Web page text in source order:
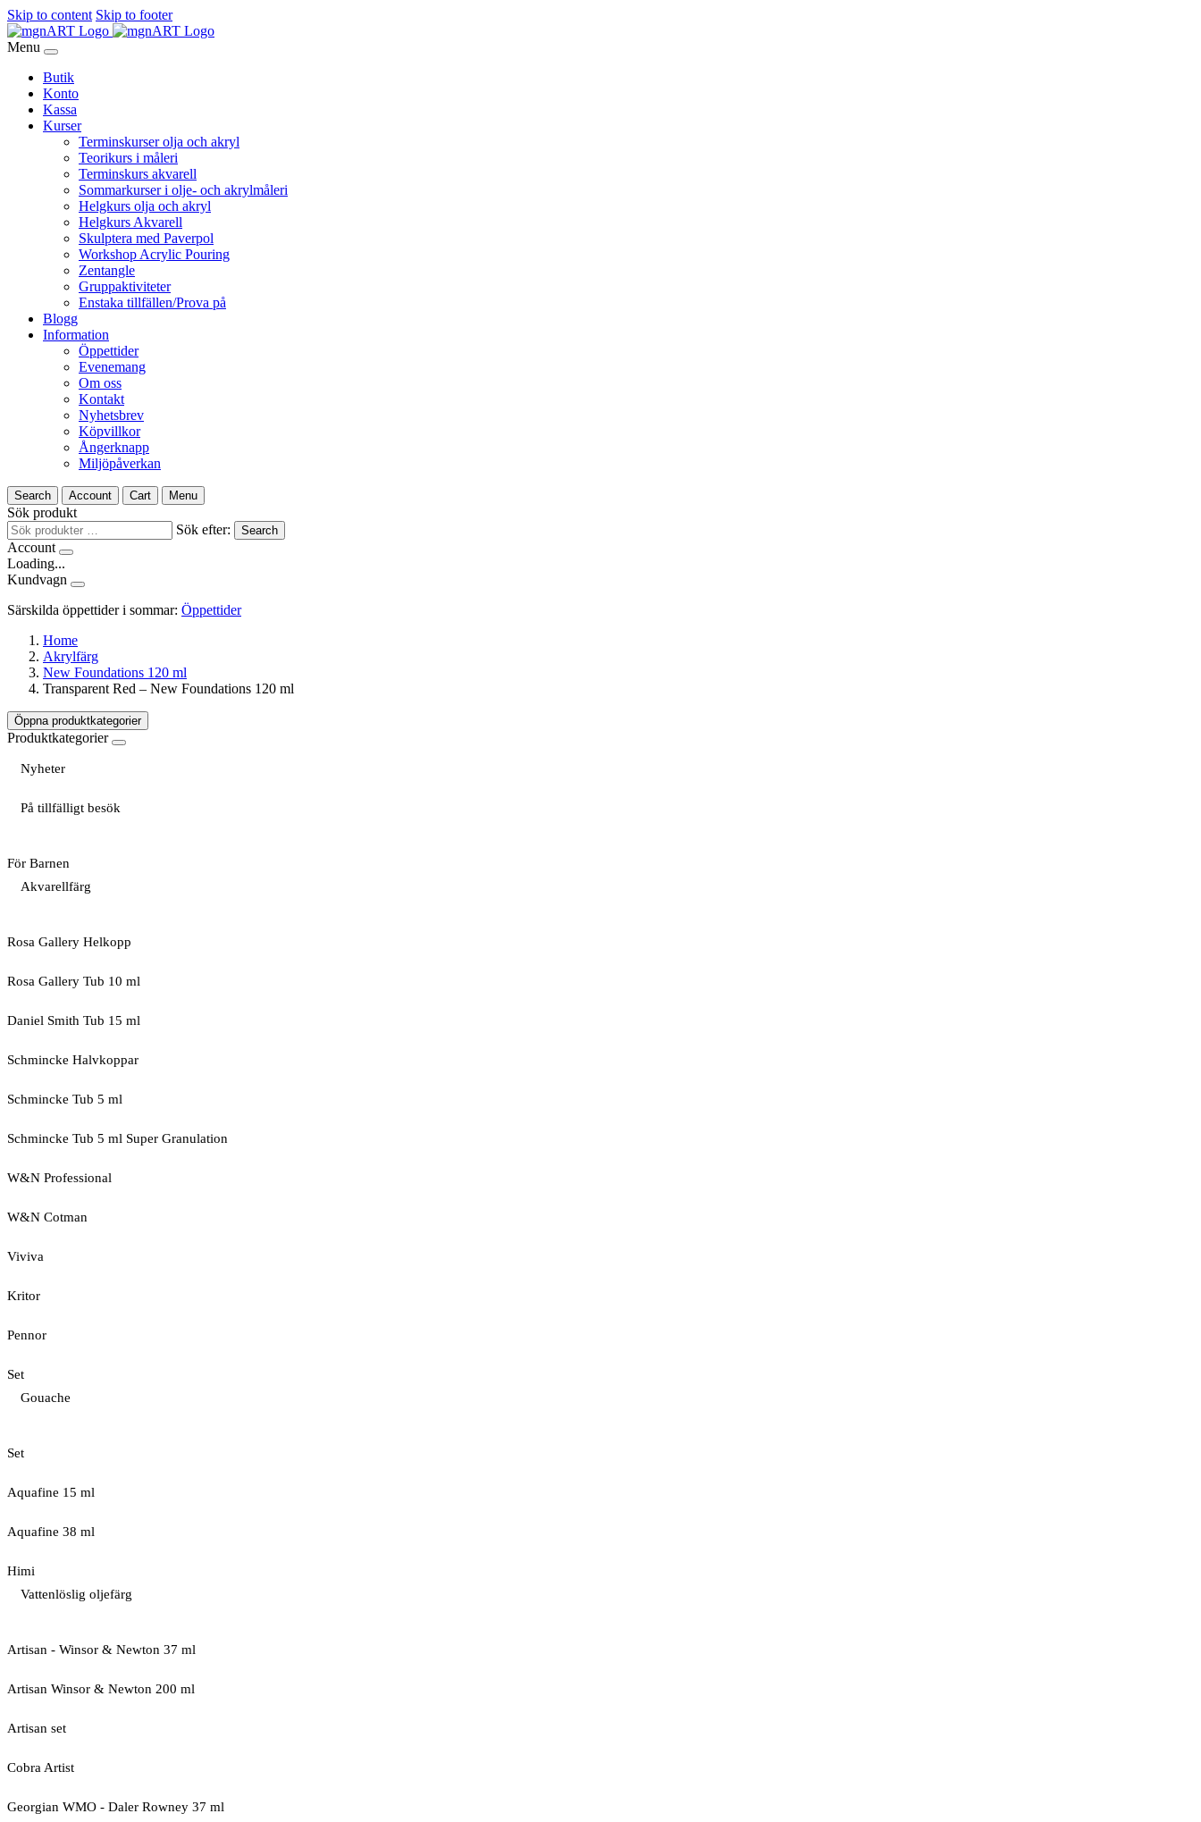
Skip to content Skip to footer
Menu
Butik
Konto
Kassa
Kurser
Terminskurser olja och akryl
Teorikurs i måleri
Terminskurs akvarell
Sommarkurser i olje- och akrylmåleri
Helgkurs olja och akryl
Helgkurs Akvarell
Skulptera med Paverpol
Workshop Acrylic Pouring
Zentangle
Gruppaktiviteter
Enstaka tillfällen/Prova på
Blogg
Information
Öppettider
Evenemang
Om oss
Kontakt
Nyhetsbrev
Köpvillkor
Ångerknapp
Miljöpåverkan
Search Account Cart Menu
Sök produkt
Sök efter:
Search
Account
Loading...
Kundvagn
Särskilda öppettider i sommar: Öppettider
Home
Akrylfärg
New Foundations 120 ml
Transparent Red – New Foundations 120 ml
Öppna produktkategorier
Produktkategorier
Nyheter
På tillfälligt besök
För Barnen
Akvarellfärg
Rosa Gallery Helkopp
Rosa Gallery Tub 10 ml
Daniel Smith Tub 15 ml
Schmincke Halvkoppar
Schmincke Tub 5 ml
Schmincke Tub 5 ml Super Granulation
W&N Professional
W&N Cotman
Viviva
Kritor
Pennor
Set
Gouache
Set
Aquafine 15 ml
Aquafine 38 ml
Himi
Vattenlöslig oljefärg
Artisan - Winsor & Newton 37 ml
Artisan Winsor & Newton 200 ml
Artisan set
Cobra Artist
Georgian WMO - Daler Rowney 37 ml